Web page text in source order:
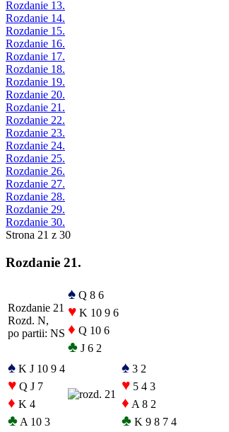
Rozdanie 13.
Rozdanie 14.
Rozdanie 15.
Rozdanie 16.
Rozdanie 17.
Rozdanie 18.
Rozdanie 19.
Rozdanie 20.
Rozdanie 21.
Rozdanie 22.
Rozdanie 23.
Rozdanie 24.
Rozdanie 25.
Rozdanie 26.
Rozdanie 27.
Rozdanie 28.
Rozdanie 29.
Rozdanie 30.
Strona 21 z 30
Rozdanie 21.
Rozdanie 21
Rozd. N,
po partii: NS
♠ Q 8 6
♥ K 10 9 6
♦ Q 10 6
♣ J 6 2
♠ K J 10 9 4
♥ Q J 7
♦ K 4
♣ A 10 3
♠ 3 2
♥ 5 4 3
♦ A 8 2
♣ K 9 8 7 4